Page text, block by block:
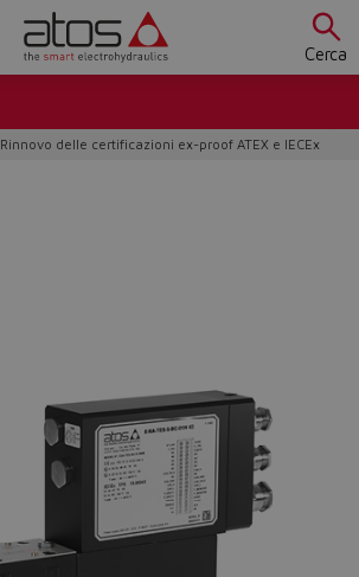
Cerca
Rinnovo delle certificazioni ex-proof ATEX e IECEx